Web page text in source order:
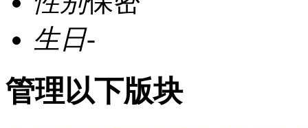
生日-
管理以下版块